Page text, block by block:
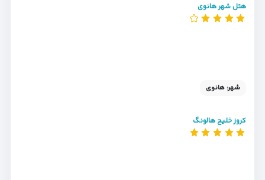
هتل شهر هانوی
شهر: هانوی
کروز خلیج هالونگ